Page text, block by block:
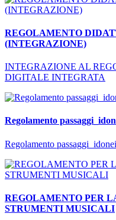
REGOLAMENTO
(INTEGRAZIONE)
INTEGRAZIONE AL
DIGITALE INTEGRATA
Regolamento
Regolamento
REGOLAMENTO PER
STRUMENTI MUSICALI